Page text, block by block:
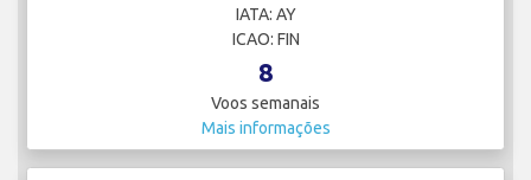
IATA: AY
ICAO: FIN
8
Voos semanais
Mais informações